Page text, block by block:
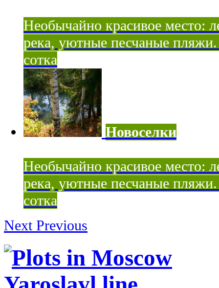
Необычайно красивое место:
река, уютные песчаные
сотка
Новоселки
Необычайно красивое место:
река, уютные песчаные
сотка
Next Previous